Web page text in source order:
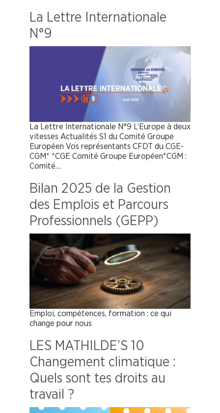
La Lettre Internationale
N°9
La Lettre Internationale N°9 L’Europe à deux
vitesses Actualités S1 du Comité Groupe
Européen Vos représentants CFDT du CGE-
CGM* *CGE Comité Groupe Européen*CGM :
Comité…
Bilan 2025 de la Gestion
des Emplois et Parcours
Professionnels (GEPP)
Emploi, compétences, formation : ce qui
change pour nous
LES MATHILDE’S 10
Changement climatique :
Quels sont tes droits au
travail ?